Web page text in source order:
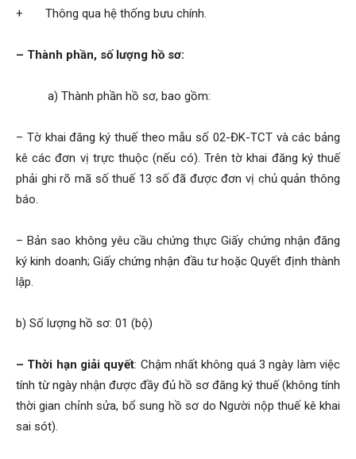
+ Thông qua hệ thống bưu chính.
– Thành phần, số lượng hồ sơ:
a) Thành phần hồ sơ, bao gồm:
– Tờ khai đăng ký thuế theo mẫu số 02-ĐK-TCT và các bảng
kê các đơn vị trực thuộc (nếu có). Trên tờ khai đăng ký thuế
phải ghi rõ mã số thuế 13 số đã được đơn vị chủ quản thông
báo.
– Bản sao không yêu cầu chứng thực Giấy chứng nhận đăng
ký kinh doanh; Giấy chứng nhận đầu tư hoặc Quyết định thành
lập.
b) Số lượng hồ sơ: 01 (bộ)
– Thời hạn giải quyết: Chậm nhất không quá 3 ngày làm việc
tính từ ngày nhận được đầy đủ hồ sơ đăng ký thuế (không tính
thời gian chỉnh sửa, bổ sung hồ sơ do Người nộp thuế kê khai
sai sót).